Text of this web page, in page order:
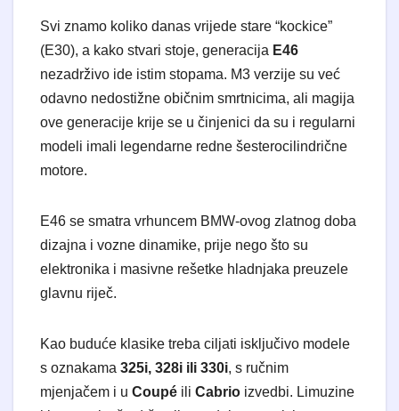
Svi znamo koliko danas vrijede stare “kockice”
(E30), a kako stvari stoje, generacija E46
nezadrživo ide istim stopama. M3 verzije su već
odavno nedostižne običnim smrtnicima, ali magija
ove generacije krije se u činjenici da su i regularni
modeli imali legendarne redne šesterocilindrične
motore.
E46 se smatra vrhuncem BMW-ovog zlatnog doba
dizajna i vozne dinamike, prije nego što su
elektronika i masivne rešetke hladnjaka preuzele
glavnu riječ.
Kao buduće klasike treba ciljati isključivo modele
s oznakama 325i, 328i ili 330i, s ručnim
mjenjačem i u Coupé ili Cabrio izvedbi. Limuzine